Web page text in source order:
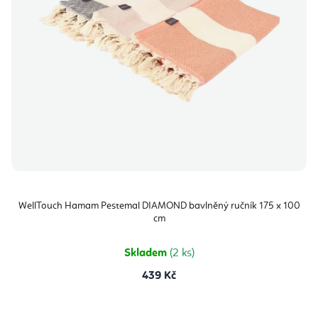
WellTouch Hamam Pestemal DIAMOND bavlněný ručník 175 x 100
cm
Skladem (2 ks)
439 Kč